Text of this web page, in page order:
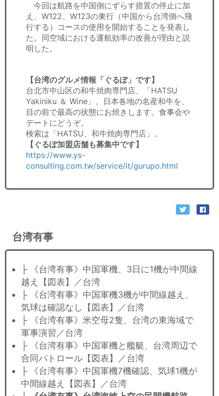
今回は航路を中国側にずらす措置の停止に加
え、W122、W123の東行（中国から台湾側へ飛
行する）コースの使用を開始することを発表し
た。同空域における運航効率の改善が理由と説
明した。
【台湾のグルメ情報「ぐるぽ」です】
台北市中山区の和牛焼肉専門店、「HATSU
Yakiniku ＆ Wine」。日本各地の名産和牛を、
目の前で最高の状態にお焼きします。食事会や
デートにどうぞ。
検索は「HATSU、和牛焼肉専門店」。
【ぐるぽ加盟店舗も募集中です】
https://www.ys-
consulting.com.tw/service/it/gurupo.html
台湾有事
├ 《台湾有事》中国軍機、3日に1機が中間線
越え【図表】／台湾
├ 《台湾有事》中国軍機3機が中間線越え、
気球は確認なし【図表】／台湾
├ 《台湾有事》米空母2隻、台湾の東海域で
軍事演習／台湾
├ 《台湾有事》中国軍機と艦艇、台湾周辺で
合同パトロール【図表】／台湾
├ 《台湾有事》中国軍機7機確認、気球1機が
中間線越え【図表】／台湾